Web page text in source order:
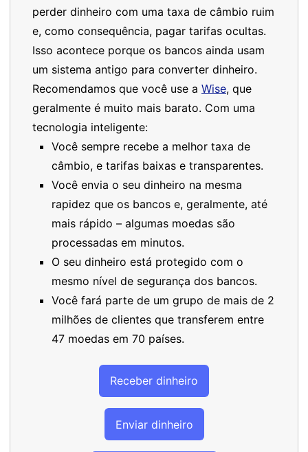
perder dinheiro com uma taxa de câmbio ruim
e, como consequência, pagar tarifas ocultas.
Isso acontece porque os bancos ainda usam
um sistema antigo para converter dinheiro.
Recomendamos que você use a Wise, que
geralmente é muito mais barato. Com uma
tecnologia inteligente:
Você sempre recebe a melhor taxa de
câmbio, e tarifas baixas e transparentes.
Você envia o seu dinheiro na mesma
rapidez que os bancos e, geralmente, até
mais rápido – algumas moedas são
processadas em minutos.
O seu dinheiro está protegido com o
mesmo nível de segurança dos bancos.
Você fará parte de um grupo de mais de 2
milhões de clientes que transferem entre
47 moedas em 70 países.
Receber dinheiro
Enviar dinheiro